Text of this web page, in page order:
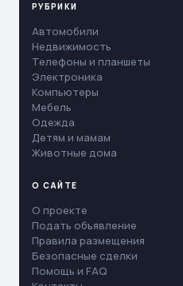
РУБРИКИ
Автомобили
Недвижимость
Телефоны и планшеты
Электроника
Компьютеры
Мебель
Одежда
Детям и мамам
Животные дома
О САЙТЕ
О проекте
Подать объявление
Правила размещения
Безопасные сделки
Помощь и FAQ